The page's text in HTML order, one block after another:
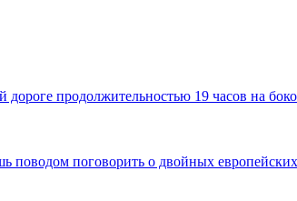
продолжительностью 19 часов на
поводом поговорить о двойных европейских